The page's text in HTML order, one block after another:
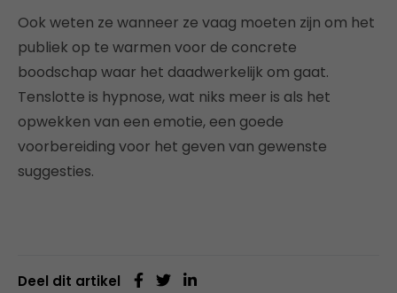
Ook weten ze wanneer ze vaag moeten zijn om het
publiek op te warmen voor de concrete
boodschap waar het daadwerkelijk om gaat.
Tenslotte is hypnose, wat niks meer is als het
opwekken van een emotie, een goede
voorbereiding voor het geven van gewenste
suggesties.
Deel dit artikel